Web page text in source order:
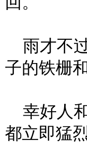
雨才不
子的铁栅
幸好人
都立即猛